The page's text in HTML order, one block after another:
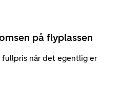
på flyplassen
når det egentlig er